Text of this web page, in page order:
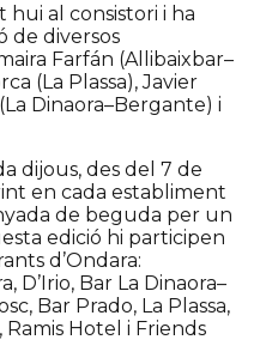
hui al consistori i ha
de diversos
Farfán (Allibaixbar–
(La Plassa), Javier
Dinaora–Bergante) i
dijous, des del 7 de
en cada establiment
de beguda per un
edició hi participen
d’Ondara:
D’Irio, Bar La Dinaora–
Bar Prado, La Plassa,
Hotel i Friends